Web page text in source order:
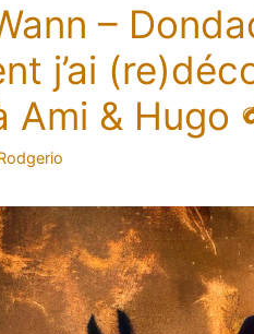
–
j’ai
Ami & Hugo